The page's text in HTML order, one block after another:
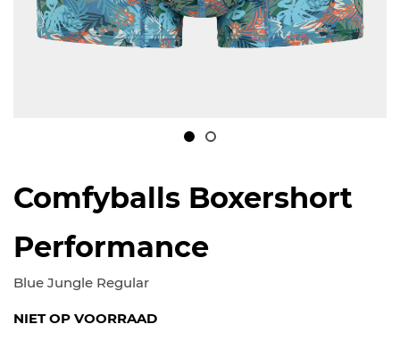
naar
het
begin
van
de
gallerij
Comfyballs Boxershort
Performance
Blue Jungle Regular
NIET OP VOORRAAD